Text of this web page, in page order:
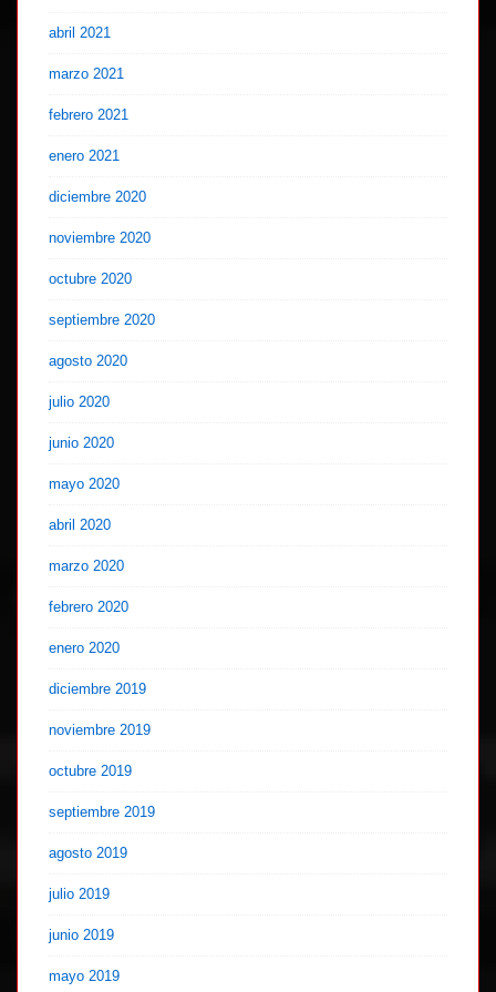
abril 2021
marzo 2021
febrero 2021
enero 2021
diciembre 2020
noviembre 2020
octubre 2020
septiembre 2020
agosto 2020
julio 2020
junio 2020
mayo 2020
abril 2020
marzo 2020
febrero 2020
enero 2020
diciembre 2019
noviembre 2019
octubre 2019
septiembre 2019
agosto 2019
julio 2019
junio 2019
mayo 2019